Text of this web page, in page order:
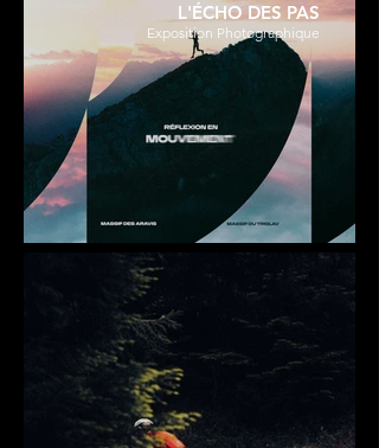
L'ÉCHO DES PAS
Exposition Photographique